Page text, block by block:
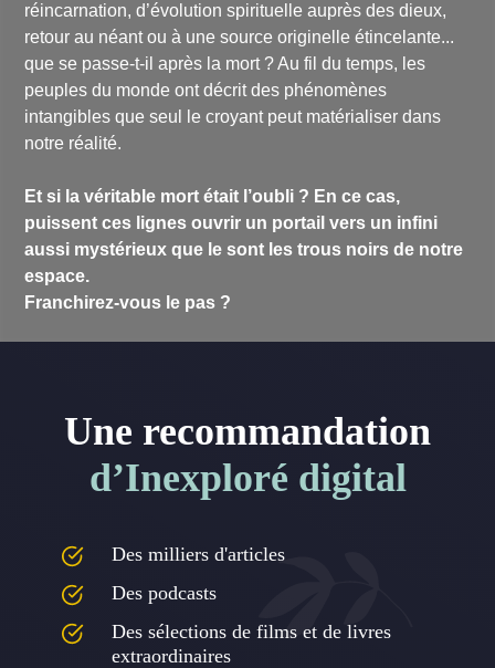
réincarnation, d’évolution spirituelle auprès des dieux,
retour au néant ou à une source originelle étincelante...
que se passe-t-il après la mort ? Au fil du temps, les
peuples du monde ont décrit des phénomènes
intangibles que seul le croyant peut matérialiser dans
notre réalité.
Et si la véritable mort était l’oubli ? En ce cas,
puissent ces lignes ouvrir un portail vers un infini
aussi mystérieux que le sont les trous noirs de notre
espace.
Franchirez-vous le pas ?
Une recommandation
d’Inexploré digital
Des milliers d'articles
Des podcasts
Des sélections de films et de livres
extraordinaires